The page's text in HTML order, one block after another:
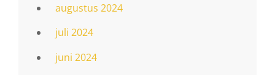
augustus 2024
juli 2024
juni 2024